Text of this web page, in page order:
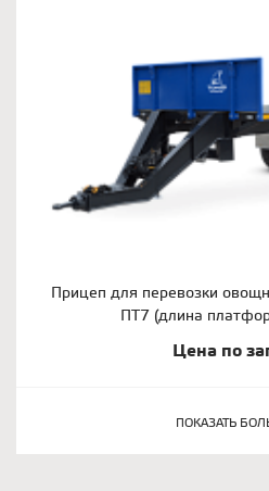
Прицеп для перевозки
ПТ7 (длина
Цена по
ПОКАЗАТЬ